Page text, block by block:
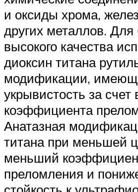
и оксиды хрома,
других металлов. Для
высокого качества
диоксин титана
модификации,
укрывистость за счет
коэффициента
Анатазная
титана при меньшей
меньший
преломления и